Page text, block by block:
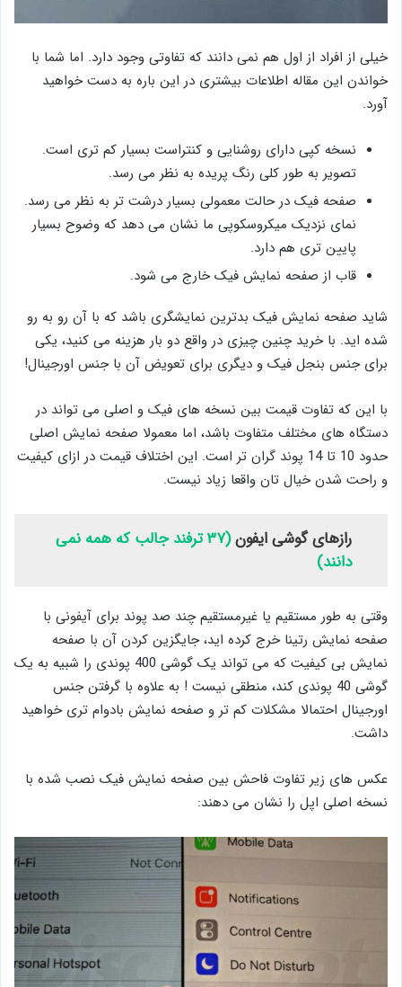
خیلی از افراد از اول هم نمی ‌دانند که تفاوتی وجود دارد. اما شما با
خواندن این مقاله اطلاعات بیشتری در این باره به دست خواهید
آورد.
نسخه کپی دارای روشنایی و کنتراست بسیار کم تری است.
تصویر به طور کلی رنگ ‌پریده به نظر می ‌رسد.
صفحه فیک در حالت معمولی بسیار درشت ‌تر به نظر می ‌رسد.
نمای نزدیک میکروسکوپی ما نشان می ‌دهد که وضوح بسیار
پایین ‌تری هم دارد.
قاب از صفحه ‌نمایش فیک خارج می ‌شود.
شاید صفحه ‌نمایش فیک بدترین نمایشگری باشد که با آن رو به رو
شده ‌اید. با خرید چنین چیزی در واقع دو بار هزینه می ‌کنید، یکی
برای جنس بنجل فیک و دیگری برای تعویض آن با جنس اورجینال!
با این که تفاوت قیمت بین نسخه‌ های فیک و اصلی می ‌تواند در
دستگاه ‌های مختلف متفاوت باشد، اما معمولا صفحه ‌نمایش اصلی
حدود 10 تا 14 پوند گران تر است. این اختلاف قیمت در ازای کیفیت
و راحت شدن خیال تان واقعا زیاد نیست.
رازهای گوشی ایفون
(۳۷ ترفند جالب که همه نمی
دانند)
وقتی به طور مستقیم یا غیرمستقیم چند صد پوند برای آیفونی با
صفحه نمایش رتینا خرج کرده ‌اید، جایگزین کردن آن با صفحه
‌نمایش بی‌ کیفیت که می ‌تواند یک گوشی 400 پوندی را شبیه به یک
گوشی 40 پوندی کند، منطقی نیست ! به علاوه با گرفتن جنس
اورجینال احتمالا مشکلات کم تر و صفحه نمایش بادوام ‌تری خواهید
داشت.
عکس‌ های زیر تفاوت فاحش بین صفحه‌ نمایش فیک نصب شده با
نسخه اصلی اپل را نشان می ‌دهند: